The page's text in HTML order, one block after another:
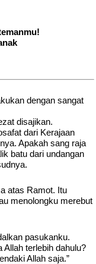
dengan sangat
disajikan.
dari Kerajaan
Apakah sang raja
batu dari undangan
atas Ramot. Itu
menolongku merebut
pasukanku.
Allah terlebih dahulu?
Allah saja.”